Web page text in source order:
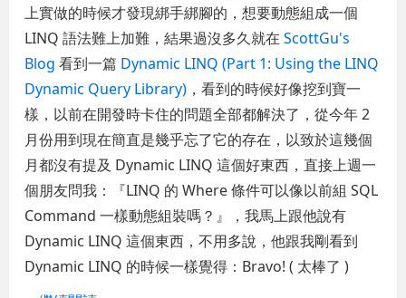
上實做的時候才發現綁手綁腳的，想要動態組成一個
LINQ 語法難上加難，結果過沒多久就在ScottGu's
Blog 看到一篇 Dynamic LINQ (Part 1: Using the LINQ
Dynamic Query Library) ，看到的時候好像挖到寶一
樣，以前在開發時卡住的問題全部都解決了，從今年 2
月份用到現在簡直是幾乎忘了它的存在，以致於這幾個
月都沒有提及 Dynamic LINQ 這個好東西，直接上週一
個朋友問我：『LINQ 的 Where 條件可以像以前組 SQL
Command 一樣動態組裝嗎？』，我馬上跟他說有
Dynamic LINQ 這個東西，不用多說，他跟我剛看到
Dynamic LINQ 的時候一樣覺得：Bravo! ( 太棒了 )